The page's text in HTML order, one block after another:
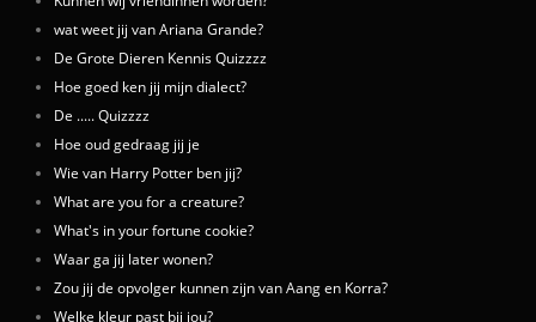
wat weet jij van Ariana Grande?
De Grote Dieren Kennis Quizzzz
Hoe goed ken jij mijn dialect?
De ..... Quizzzz
Hoe oud gedraag jij je
Wie van Harry Potter ben jij?
What are you for a creature?
What's in your fortune cookie?
Waar ga jij later wonen?
Zou jij de opvolger kunnen zijn van Aang en Korra?
Welke kleur past bij jou?